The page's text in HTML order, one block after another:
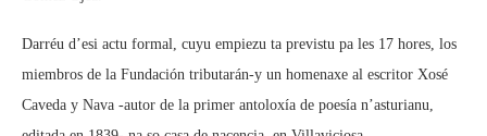
Darréu d’esi actu formal, cuyu empiezu ta previstu pa les 17 hores, los
miembros de la Fundación tributarán-y un homenaxe al escritor Xosé
Caveda y Nava -autor de la primer antoloxía de poesía n’asturianu,